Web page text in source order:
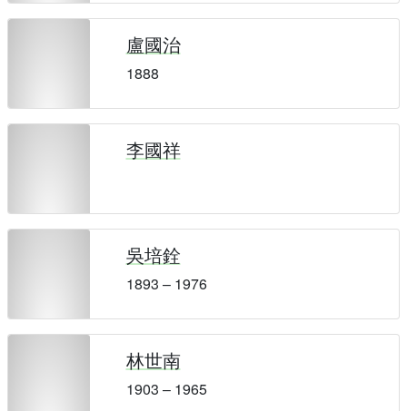
盧國治
1888
李國祥
吳培銓
1893 – 1976
林世南
1903 – 1965